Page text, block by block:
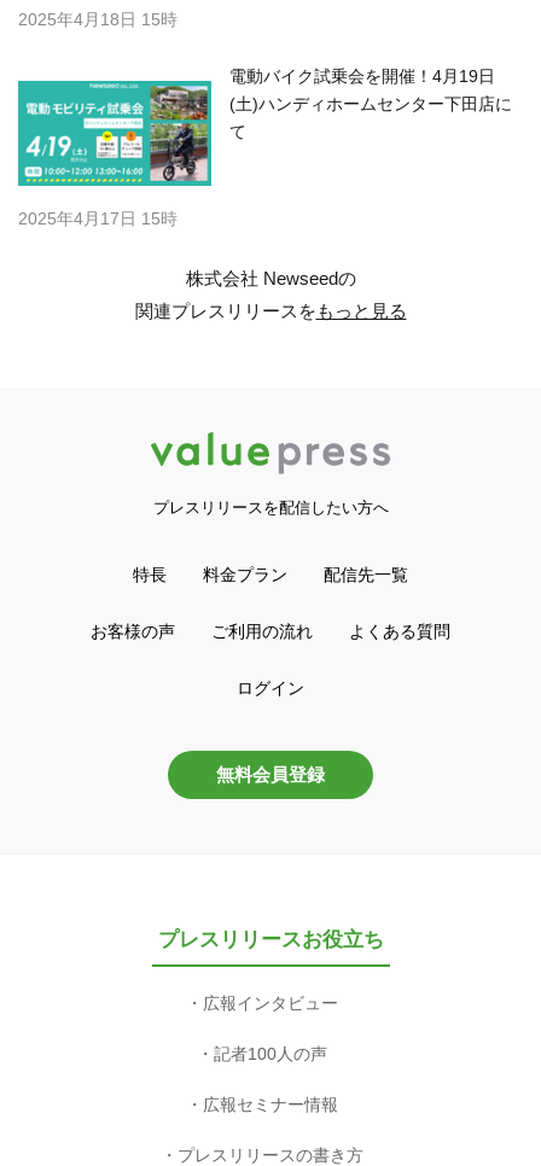
2025年4月18日 15時
電動バイク試乗会を開催！4月19日
(土)ハンディホームセンター下田店に
て
2025年4月17日 15時
株式会社 Newseedの
関連プレスリリースをもっと見る
プレスリリースを配信したい方へ
特長 料金プラン 配信先一覧
お客様の声 ご利用の流れ よくある質問
ログイン
無料会員登録
プレスリリースお役立ち
広報インタビュー
記者100人の声
広報セミナー情報
プレスリリースの書き方